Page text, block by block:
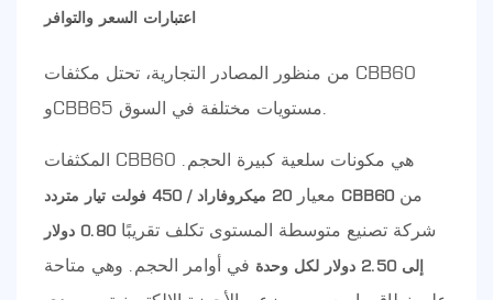
اعتبارات السعر والتوافر
من منظور المصادر التجارية، تحتل مكثفات CBB60
وCBB65 مستويات مختلفة في السوق.
المكثفات CBB60 هي مكونات سلعية كبيرة الحجم.
معيار 20 ميكروفاراد / 450 فولت تيار متردد CBB60 من
شركة تصنيع متوسطة المستوى تكلف تقريبًا
0.80 دولار
إلى 2.50 دولار لكل وحدة
في أوامر الحجم. وهي متاحة